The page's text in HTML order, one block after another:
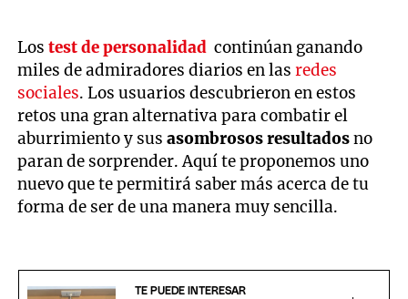
Lostest de personalidad continúan ganando
miles de admiradores diarios en lasredes
sociales. Los usuarios descubrieron en estos
retos una gran alternativa para combatir el
aburrimiento y susasombrosos resultadosno
paran de sorprender. Aquí te proponemos uno
nuevo que te permitirá saber más acerca de tu
forma de ser de una manera muy sencilla.
TE PUEDE INTERESAR